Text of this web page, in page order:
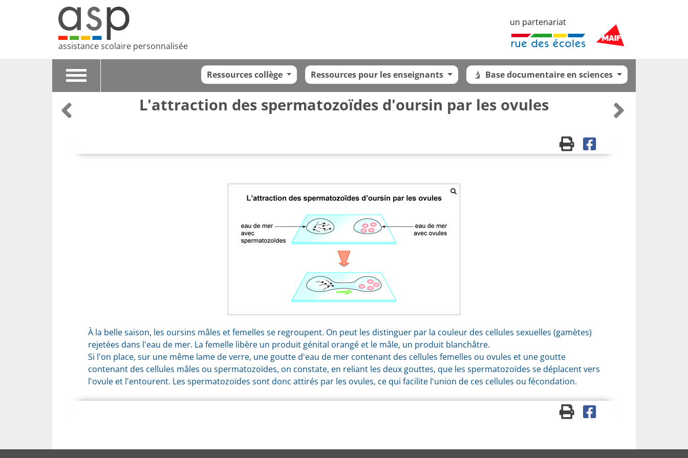
assistance scolaire personnalisée
un partenariat
Toggle
Ressources collège Ressources pour les enseignants Base documentaire en sciences
L'attraction des spermatozoïdes d'oursin par les ovules
À la belle saison, les oursins mâles et femelles se regroupent. On peut les distinguer par la couleur des cellules sexuelles (gamètes)
rejetées dans l'eau de mer. La femelle libère un produit génital orangé et le mâle, un produit blanchâtre.
Si l'on place, sur une même lame de verre, une goutte d'eau de mer contenant des cellules femelles ou ovules et une goutte
contenant des cellules mâles ou spermatozoïdes, on constate, en reliant les deux gouttes, que les spermatozoïdes se déplacent vers
l'ovule et l'entourent. Les spermatozoïdes sont donc attirés par les ovules, ce qui facilite l'union de ces cellules ou fécondation.